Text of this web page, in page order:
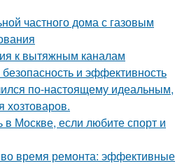
частного дома с газовым
к вытяжным каналам
и эффективность
по-настоящему идеальным,
хозтоваров.
в Москве, если любите спорт и
время ремонта: эффективные